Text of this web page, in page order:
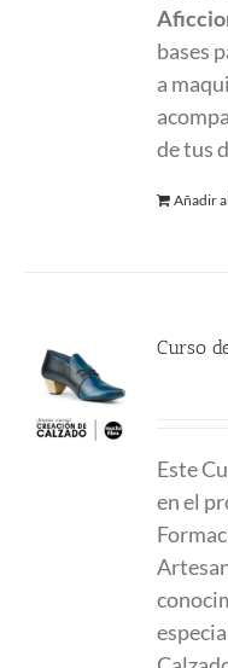
bases
a
de tus
Añadir
Curso
Este
en el